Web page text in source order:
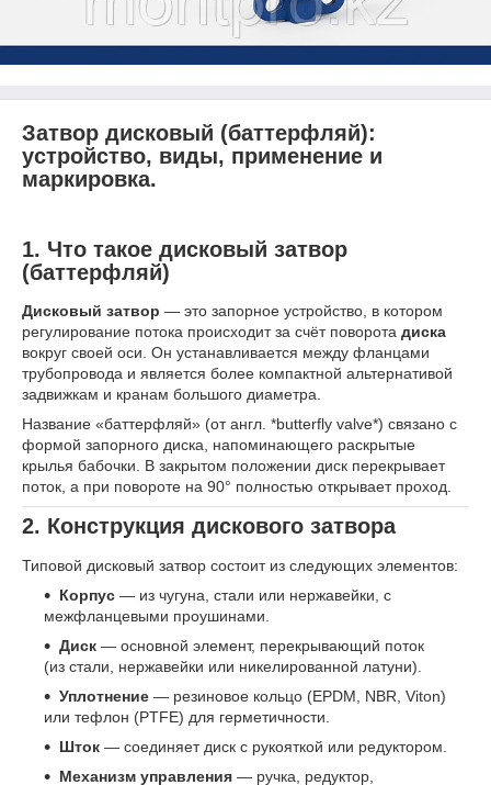
Затвор дисковый (баттерфляй):
устройство, виды, применение и
маркировка.
1. Что такое дисковый затвор
(баттерфляй)
Дисковый затвор — это запорное устройство, в котором
регулирование потока происходит за счёт поворота диска
вокруг своей оси. Он устанавливается между фланцами
трубопровода и является более компактной альтернативой
задвижкам и кранам большого диаметра.
Название «баттерфляй» (от англ. *butterfly valve*) связано с
формой запорного диска, напоминающего раскрытые
крылья бабочки. В закрытом положении диск перекрывает
поток, а при повороте на 90° полностью открывает проход.
2. Конструкция дискового затвора
Типовой дисковый затвор состоит из следующих элементов:
Корпус — из чугуна, стали или нержавейки, с
межфланцевыми проушинами.
Диск — основной элемент, перекрывающий поток
(из стали, нержавейки или никелированной латуни).
Уплотнение — резиновое кольцо (EPDM, NBR, Viton)
или тефлон (PTFE) для герметичности.
Шток — соединяет диск с рукояткой или редуктором.
Механизм управления — ручка, редуктор,